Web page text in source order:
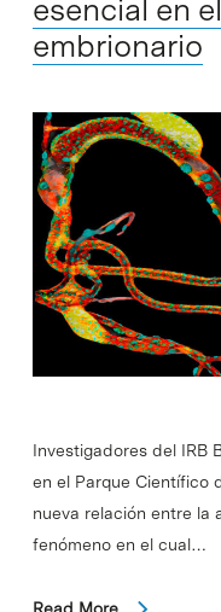
esencial en
embrionario
Investigadores del IRB
en el Parque Científico
nueva relación entre la
fenómeno en el cual…